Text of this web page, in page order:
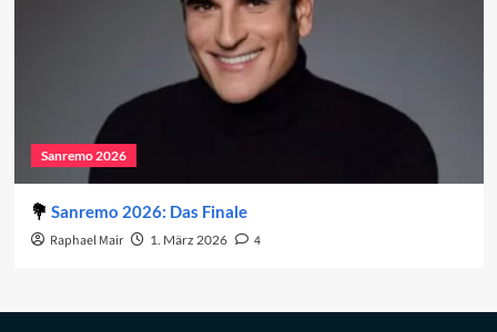
Sanremo 2026
Sanremo 2026: Das Finale
Raphael Mair 1. März 2026 4